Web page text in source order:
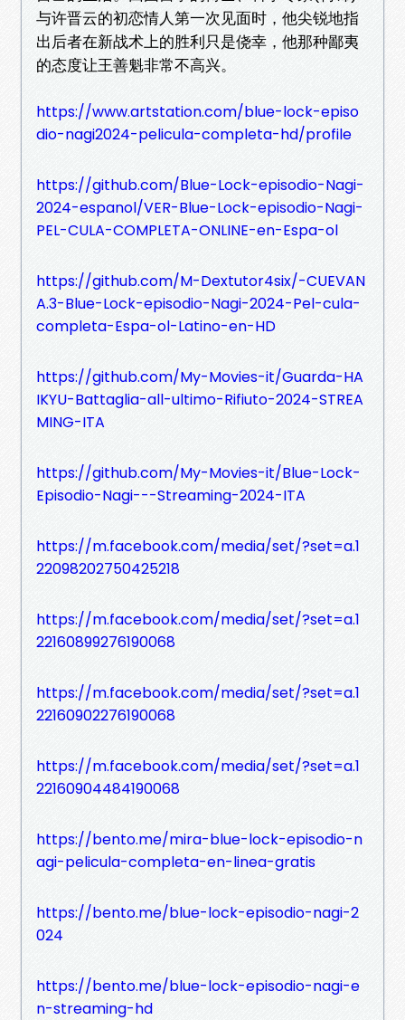
与许晋云的初恋情人第一次见面时，他尖锐地指
出后者在新战术上的胜利只是侥幸，他那种鄙夷
的态度让王善魁非常不高兴。
https://www.artstation.com/blue-lock-episo
dio-nagi2024-pelicula-completa-hd/profile
https://github.com/Blue-Lock-episodio-Nagi-
2024-espanol/VER-Blue-Lock-episodio-Nagi-
PEL-CULA-COMPLETA-ONLINE-en-Espa-ol
https://github.com/M-Dextutor4six/-CUEVAN
A.3-Blue-Lock-episodio-Nagi-2024-Pel-cula-
completa-Espa-ol-Latino-en-HD
https://github.com/My-Movies-it/Guarda-HA
IKYU-Battaglia-all-ultimo-Rifiuto-2024-STREA
MING-ITA
https://github.com/My-Movies-it/Blue-Lock-
Episodio-Nagi---Streaming-2024-ITA
https://m.facebook.com/media/set/?set=a.1
22098202750425218
https://m.facebook.com/media/set/?set=a.1
22160899276190068
https://m.facebook.com/media/set/?set=a.1
22160902276190068
https://m.facebook.com/media/set/?set=a.1
22160904484190068
https://bento.me/mira-blue-lock-episodio-n
agi-pelicula-completa-en-linea-gratis
https://bento.me/blue-lock-episodio-nagi-2
024
https://bento.me/blue-lock-episodio-nagi-e
n-streaming-hd